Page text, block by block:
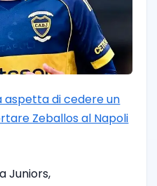
aspetta di cedere un
Zeballos al Napoli
Juniors,